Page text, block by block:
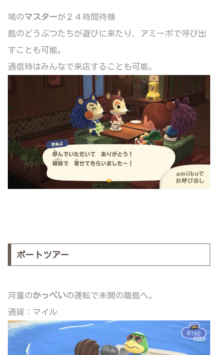
鳩のマスターが２４時間待機
島のどうぶつたちが遊びに来たり、アミーボで呼び出
すことも可能。
通信時はみんなで来店することも可能。
ボートツアー
河童のかっぺいの運転で未開の離島へ。
通貨：マイル